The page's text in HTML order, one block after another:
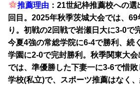
推薦理由 ：21世紀枠推薦校への
回目。2025年秋季茨城大会では、
り。初戦の2回戦で岩瀬日大に3-0で
今夏4強の常総学院に6-4で勝利、続
学園に2-0で完封勝利。秋季関東大
では、準優勝した下妻一に3-6で惜
学校(私立)で、スポーツ推薦はなく